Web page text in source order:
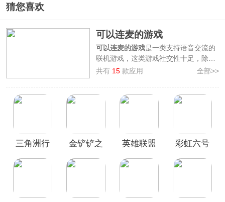
猜您喜欢
可以连麦的游戏
可以连麦的游戏是一类支持语音交流的
联机游戏，这类游戏社交性十足，除了
能够及时交流沟通战术安排之外，还能
3322软件站整理汇集了多款好玩的可以
PUBGMOBILE等手机游戏，旨在为玩
家提供多样化的选择，欢迎广大用户前
共有 15 款应用 全部>>
三角洲行
金铲铲之
英雄联盟
彩虹六号